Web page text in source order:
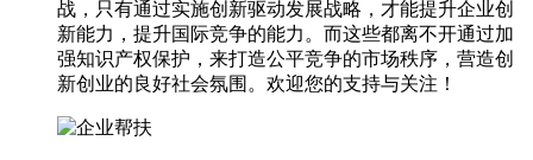
战，只有通过实施创新驱动发展战略，才能提升企业创
新能力，提升国际竞争的能力。而这些都离不开通过加
强知识产权保护，来打造公平竞争的市场秩序，营造创
新创业的良好社会氛围。欢迎您的支持与关注！